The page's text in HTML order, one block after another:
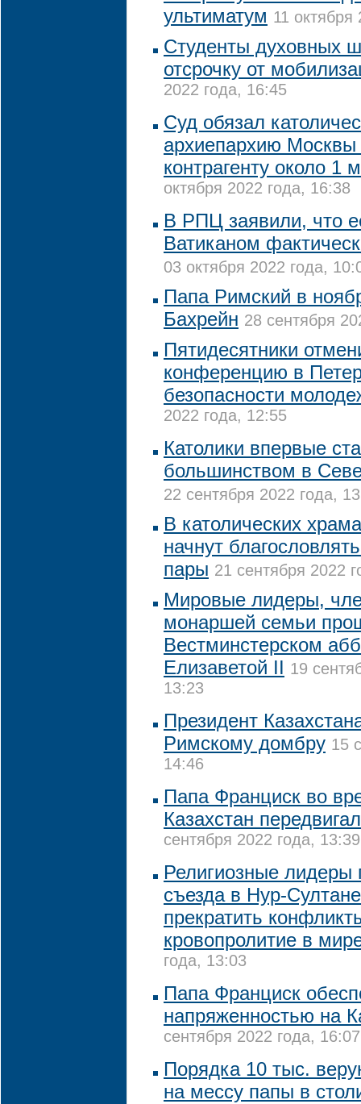
ультиматум 11 октября
Студенты духовных
отсрочку от
2022 года, 16:45
Суд обязал
архиепархию Москвы
контрагенту около 1
октября 2022 года, 16:38
В РПЦ заявили, что
Ватиканом
03 октября 2022 года,
Папа Римский в
Бахрейн 28 сентября
Пятидесятники
конференцию в
безопасности
2022 года, 12:55
Католики впервые
большинством в
22 сентября 2022 года,
В католических
начнут
пары 21 сентября 2022
Мировые лидеры,
монаршей семьи
Вестминстерском
Елизаветой II 19
13:23
Президент
Римскому домбру 15
14:46
Папа Франциск во
Казахстан
сентября 2022 года, 13:39
Религиозные лидеры
съезда в Нур-
прекратить
кровопролитие в
года, 13:03
Папа Франциск
напряженностью на
сентября 2022 года, 16:07
Порядка 10 тыс.
на мессу папы в